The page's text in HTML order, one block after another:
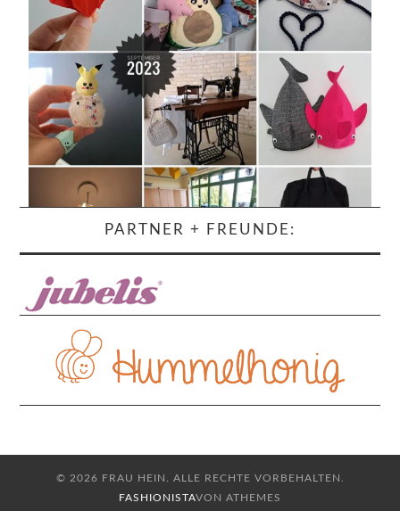
PARTNER + FREUNDE:
© 2026 FRAU HEIN. ALLE RECHTE VORBEHALTEN.
FASHIONISTAVON ATHEMES